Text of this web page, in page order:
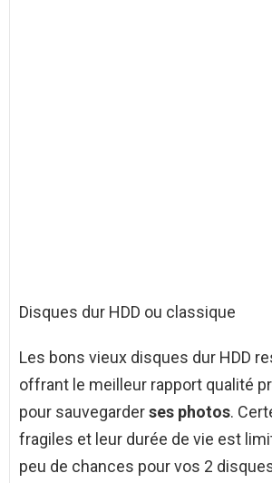
Disques dur HDD ou classique
Les bons vieux disques dur HDD
offrant le meilleur rapport qualité
pour sauvegarderses photos.
fragiles et leur durée de vie est
peu de chances pour vos 2